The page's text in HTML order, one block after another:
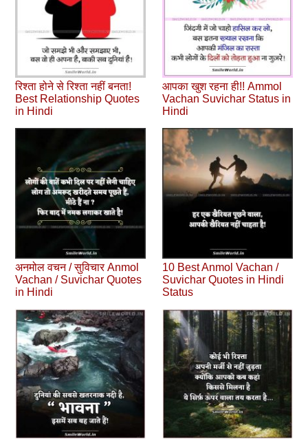
रिश्ता होने से रिश्ता नहीं बनता!
Best Relationship Quotes
in Hindi
आपका खुश रहना ही!! Ammol
Vachan Suvichar Status in
Hindi
अनमोल वचन / सुविचार Anmol
Vachan / Suvichar Quotes
in Hindi
10 Best Anmol Vachan /
Suvichar Quotes in Hindi
Status